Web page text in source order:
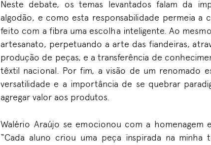
Neste debate, os temas levantados falam da
algodão, e como esta responsabilidade permeia
feito com a fibra uma escolha inteligente. Ao
artesanato, perpetuando a arte das fiandeiras,
produção de peças, e a transferência de
têxtil nacional. Por fim, a visão de um renomado
versatilidade e a importância de se quebrar
agregar valor aos produtos.
Walério Araújo se emocionou com a
“Cada aluno criou uma peça inspirada na